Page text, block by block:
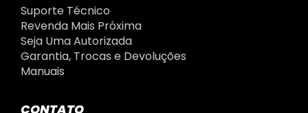
Suporte Técnico
Revenda Mais Próxima
Seja Uma Autorizada
Garantia, Trocas e Devoluções
Manuais
CONTATO